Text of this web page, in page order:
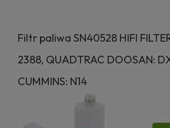
Filtr paliwa SN40528 HIFI
2388, QUADTRAC DOOSAN:
CUMMINS: N14